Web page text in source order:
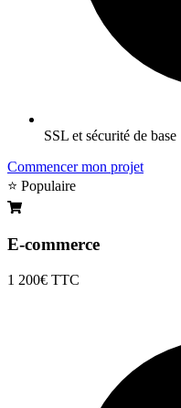
SSL et sécurité de base
Commencer mon projet
⭐ Populaire
E-commerce
1 200€ TTC